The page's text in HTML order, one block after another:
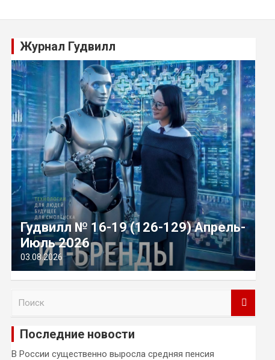
Журнал Гудвилл
Гудвилл № 16-19 (126-129) Апрель-
Июль 2026
03.08.2026
и
Последние новости
В России существенно выросла средняя пенсия